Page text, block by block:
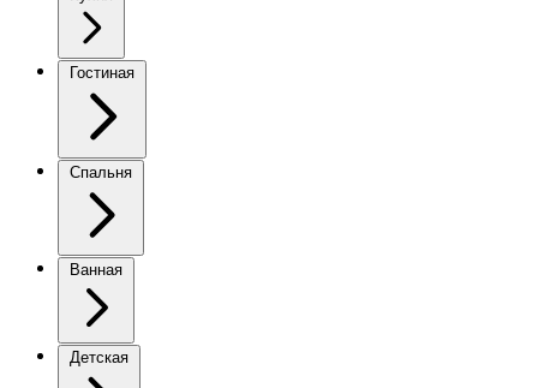
Гостиная
Спальня
Ванная
Детская